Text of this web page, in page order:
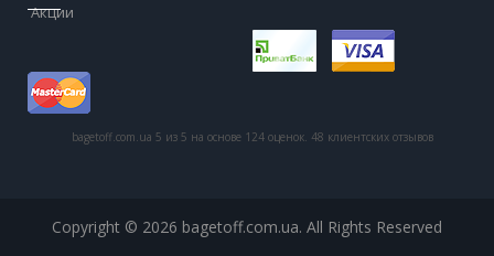
Акции
bagetoff.com.ua 5 из 5 на основе 124 оценок. 48 клиентских отзывов
Copyright © 2026 bagetoff.com.ua. All Rights Reserved